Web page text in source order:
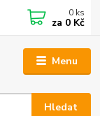
Menu
Hledat
0 ks
za 0 Kč